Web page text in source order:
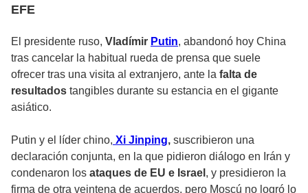
EFE
El presidente ruso, Vladímir Putin, abandonó hoy China
tras cancelar la habitual rueda de prensa que suele
ofrecer tras una visita al extranjero, ante la falta de
resultados tangibles durante su estancia en el gigante
asiático.
Putin y el líder chino, Xi Jinping, suscribieron una
declaración conjunta, en la que pidieron diálogo en Irán y
condenaron los ataques de EU e Israel , y presidieron la
firma de otra veintena de acuerdos, pero Moscú no logró lo